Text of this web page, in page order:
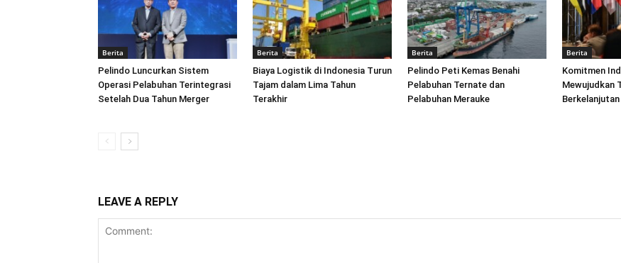
Berita
Pelindo Luncurkan Sistem
Operasi Pelabuhan Terintegrasi
Setelah Dua Tahun Merger
Berita
Biaya Logistik di Indonesia Turun
Tajam dalam Lima Tahun
Terakhir
Berita
Pelindo Peti Kemas Benahi
Pelabuhan Ternate dan
Pelabuhan Merauke
Berita
Komitmen
Mewujudkan
LEAVE A REPLY